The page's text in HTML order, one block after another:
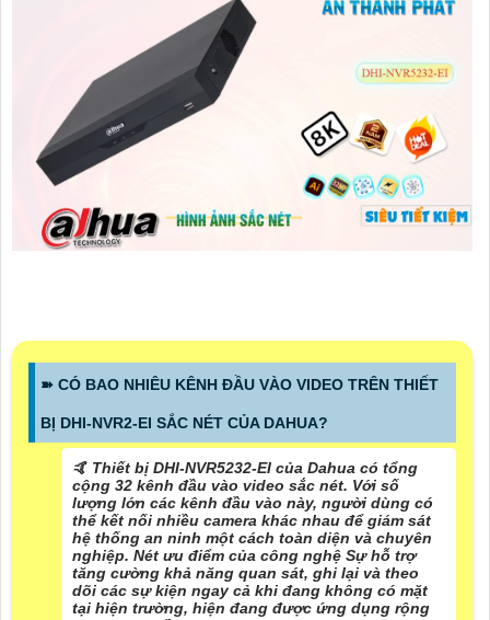
➽ CÓ BAO NHIÊU KÊNH ĐẦU VÀO VIDEO TRÊN THIẾT
BỊ DHI-NVR2-EI SẮC NÉT CỦA DAHUA?
🤙 Thiết bị DHI-NVR5232-EI của Dahua có tổng
cộng 32 kênh đầu vào video sắc nét. Với số
lượng lớn các kênh đầu vào này, người dùng có
thể kết nối nhiều camera khác nhau để giám sát
hệ thống an ninh một cách toàn diện và chuyên
nghiệp. Nét ưu điểm của công nghệ Sự hỗ trợ
tăng cường khả năng quan sát, ghi lại và theo
dõi các sự kiện ngay cả khi đang không có mặt
tại hiện trường, hiện đang được ứng dụng rộng